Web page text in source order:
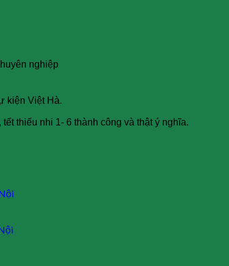
nghiệp
kiện Việt Hà.
thiếu nhi 1- 6 thành công và thật ý nghĩa.